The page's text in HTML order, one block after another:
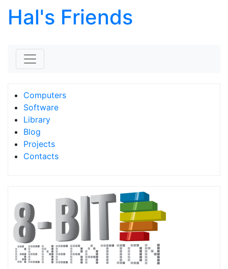
Hal's Friends
Computers
Software
Library
Blog
Projects
Contacts